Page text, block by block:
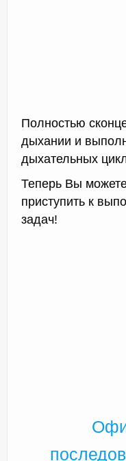
Полностью
дыхании и
дыхательных
Теперь Вы
приступить к
задач!